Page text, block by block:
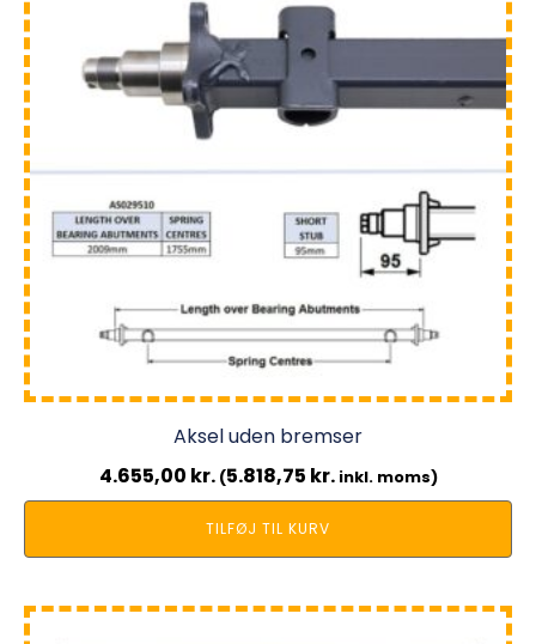
Aksel uden bremser
4.655,00 kr. (5.818,75 kr.inkl. moms)
TILFØJ TIL KURV